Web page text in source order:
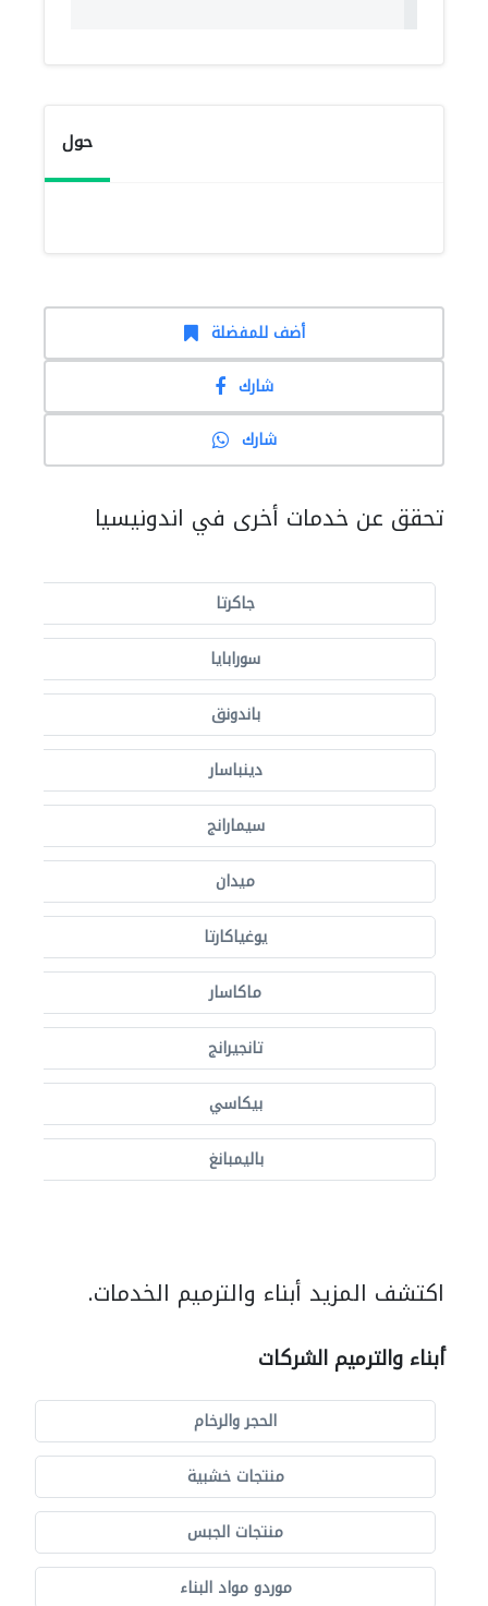
حول
أضف للمفضلة
شارك
شارك
تحقق عن خدمات أخرى في اندونيسيا
جاكرتا
سورابايا
باندونق
دينباسار
سيمارانج
ميدان
يوغياكارتا
ماكاسار
تانجيرانج
بيكاسي
باليمبانغ
اكتشف المزيد أبناء والترميم الخدمات.
أبناء والترميم الشركات
الحجر والرخام
منتجات خشبية
منتجات الجبس
موردو مواد البناء